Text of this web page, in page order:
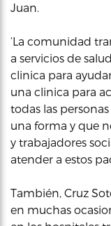
Juan.
‘La comunidad
a servicios de
clinica para
una clinica para
todas las
una forma y que
y trabajadores
atender a estos
También, Cruz
en muchas